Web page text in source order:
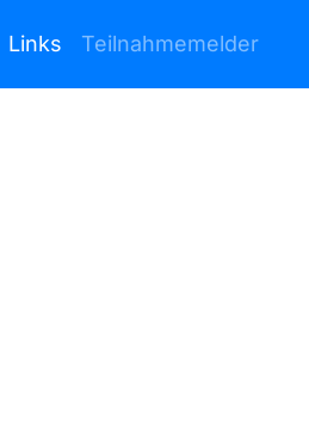
Links Teilnahmemelder